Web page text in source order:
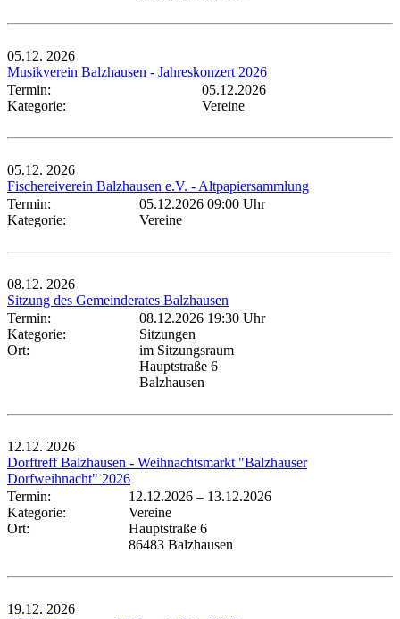
05.12. 2026
Musikverein Balzhausen - Jahreskonzert 2026
Termin:
05.12.2026
Kategorie:
Vereine
05.12. 2026
Fischereiverein Balzhausen e.V. - Altpapiersammlung
Termin:
05.12.2026 09:00 Uhr
Kategorie:
Vereine
08.12. 2026
Sitzung des Gemeinderates Balzhausen
Termin:
08.12.2026 19:30 Uhr
Kategorie:
Sitzungen
Ort:
im Sitzungsraum
Hauptstraße 6
Balzhausen
12.12. 2026
Dorftreff Balzhausen - Weihnachtsmarkt "Balzhauser
Dorfweihnacht" 2026
Termin:
12.12.2026 – 13.12.2026
Kategorie:
Vereine
Ort:
Hauptstraße 6
86483 Balzhausen
19.12. 2026